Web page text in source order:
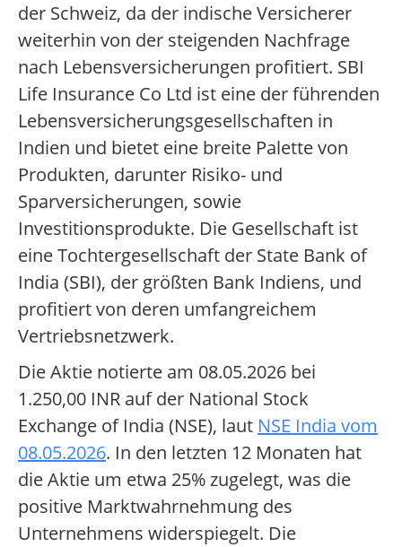
der Schweiz, da der indische Versicherer
weiterhin von der steigenden Nachfrage
nach Lebensversicherungen profitiert. SBI
Life Insurance Co Ltd ist eine der führenden
Lebensversicherungsgesellschaften in
Indien und bietet eine breite Palette von
Produkten, darunter Risiko- und
Sparversicherungen, sowie
Investitionsprodukte. Die Gesellschaft ist
eine Tochtergesellschaft der State Bank of
India (SBI), der größten Bank Indiens, und
profitiert von deren umfangreichem
Vertriebsnetzwerk.
Die Aktie notierte am 08.05.2026 bei
1.250,00 INR auf der National Stock
Exchange of India (NSE), laut NSE India vom
08.05.2026. In den letzten 12 Monaten hat
die Aktie um etwa 25% zugelegt, was die
positive Marktwahrnehmung des
Unternehmens widerspiegelt. Die